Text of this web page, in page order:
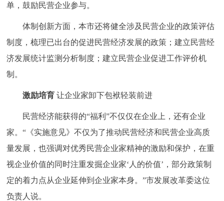
单，鼓励民营企业参与。
体制创新方面，本市还将健全涉及民营企业的政策评估
制度，梳理已出台的促进民营经济发展的政策；建立民营经
济发展统计监测分析制度；建立民营企业促进工作评价机
制。
激励培育 让企业家卸下包袱轻装前进
民营经济能获得的“福利”不仅仅在企业上，还有企业
家。“《实施意见》不仅为了推动民营经济和民营企业高质
量发展，也强调对优秀民营企业家精神的激励和保护，在重
视企业价值的同时注重发掘企业家‘人的价值’，部分政策制
定的着力点从企业延伸到企业家本身。”市发展改革委这位
负责人说。